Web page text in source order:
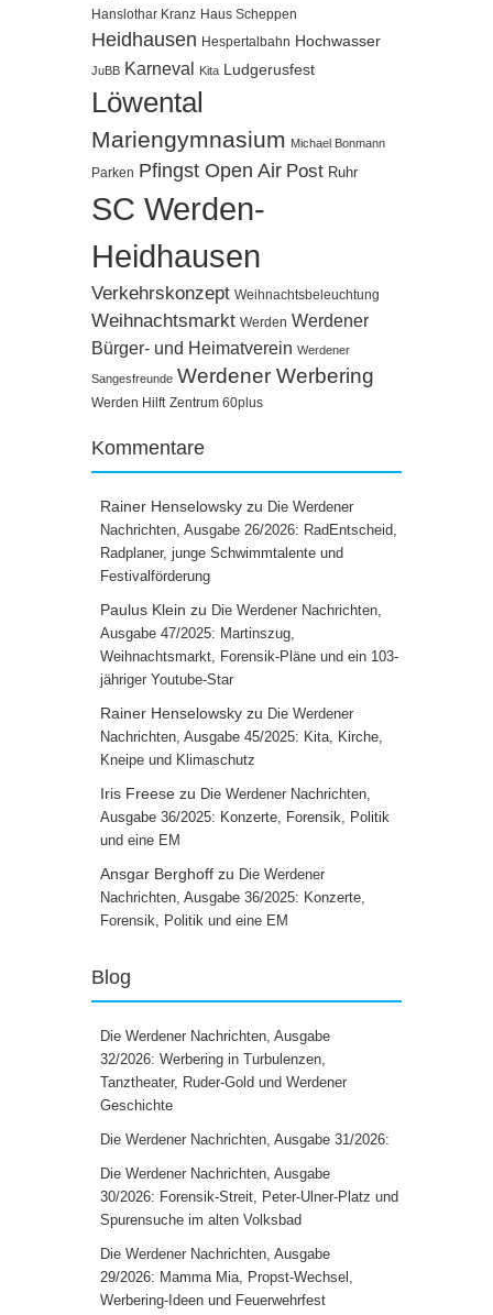
Hanslothar Kranz Haus Scheppen
Heidhausen Hespertalbahn Hochwasser
JuBB Karneval Kita Ludgerusfest
Löwental
Mariengymnasium Michael Bonmann
Parken Pfingst Open Air Post Ruhr
SC Werden-
Heidhausen
Verkehrskonzept Weihnachtsbeleuchtung
Weihnachtsmarkt Werden Werdener
Bürger- und Heimatverein Werdener
Sangesfreunde Werdener Werbering
Werden Hilft Zentrum 60plus
Kommentare
Rainer Henselowsky zu Die Werdener
Nachrichten, Ausgabe 26/2026: RadEntscheid,
Radplaner, junge Schwimmtalente und
Festivalförderung
Paulus Klein zu Die Werdener Nachrichten,
Ausgabe 47/2025: Martinszug,
Weihnachtsmarkt, Forensik-Pläne und ein 103-
jähriger Youtube-Star
Rainer Henselowsky zu Die Werdener
Nachrichten, Ausgabe 45/2025: Kita, Kirche,
Kneipe und Klimaschutz
Iris Freese zu Die Werdener Nachrichten,
Ausgabe 36/2025: Konzerte, Forensik, Politik
und eine EM
Ansgar Berghoff zu Die Werdener
Nachrichten, Ausgabe 36/2025: Konzerte,
Forensik, Politik und eine EM
Blog
Die Werdener Nachrichten, Ausgabe
32/2026: Werbering in Turbulenzen,
Tanztheater, Ruder-Gold und Werdener
Geschichte
Die Werdener Nachrichten, Ausgabe 31/2026:
Die Werdener Nachrichten, Ausgabe
30/2026: Forensik-Streit, Peter-Ulner-Platz und
Spurensuche im alten Volksbad
Die Werdener Nachrichten, Ausgabe
29/2026: Mamma Mia, Propst-Wechsel,
Werbering-Ideen und Feuerwehrfest